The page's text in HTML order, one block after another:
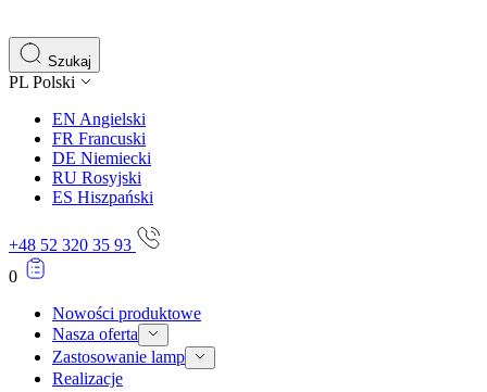
Szukaj
PL Polski
EN Angielski
FR Francuski
DE Niemiecki
RU Rosyjski
ES Hiszpański
+48 52 320 35 93
0
Nowości produktowe
Nasza oferta
Zastosowanie lamp
Realizacje
istotne i interesujące dla poszczególnych użytkowników
Nieklasyfikowane
Nieklasyfikowane pliki cookie, to pliki, które są w